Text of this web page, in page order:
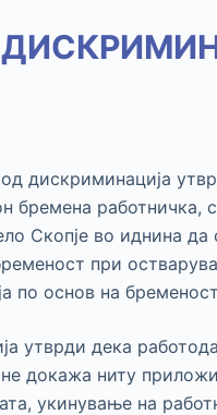
дискриминација
работничка,
Скопје во иднина
при
по основ на
утврди дека
докажа ниту
укинување на